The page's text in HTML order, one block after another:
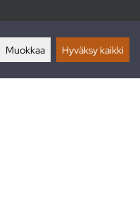
Muokkaa Hyväksy kaikki